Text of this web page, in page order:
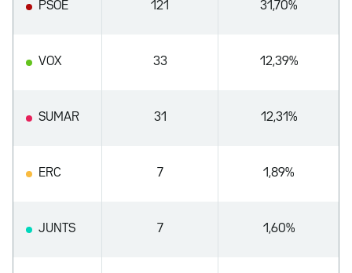
PSOE 121 31,70%
VOX 33 12,39%
SUMAR 31 12,31%
ERC 7 1,89%
JUNTS 7 1,60%